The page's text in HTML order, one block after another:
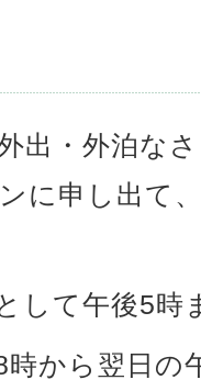
出・外泊な
に申し出て
して午後5時
時から翌日の